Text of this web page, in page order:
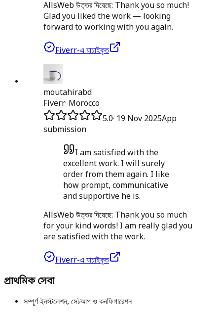
AllsWeb উত্তর দিয়েছে: Thank you so much!
Glad you liked the work — looking
forward to working with you again.
Fiverr-এ যাচাইকৃত
moutahirabd
Fiverr· Morocco
5.0· 19 Nov 2025App
submission
I am satisfied with the
excellent work. I will surely
order from them again. I like
how prompt, communicative
and supportive he is.
AllsWeb উত্তর দিয়েছে: Thank you so much
for your kind words! I am really glad you
are satisfied with the work.
Fiverr-এ যাচাইকৃত
প্রাথমিক সেবা
সম্পূর্ণ ইনস্টলেশন, সেটআপ ও কনফিগারেশন